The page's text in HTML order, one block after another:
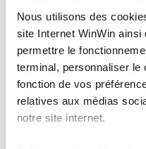
Nous utilisons des
site Internet WinWin
permettre le
terminal, personnaliser le
fonction de vos
relatives aux médias
notre site internet.
mis à sa
casses
faire rend
faut encore
pour assurer